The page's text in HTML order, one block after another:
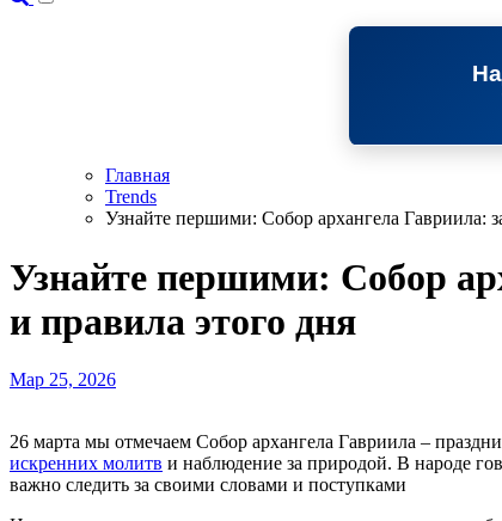
Главная
Trends
Узнайте першими: Собор архангела Гавриила:
Узнайте першими: Собор
и правила этого дня
Мар 25, 2026
26 марта мы отмечаем Собор архангела Гавриила –
искренних молитв и наблюдение за природой. В народе
важно следить за своими словами и поступками